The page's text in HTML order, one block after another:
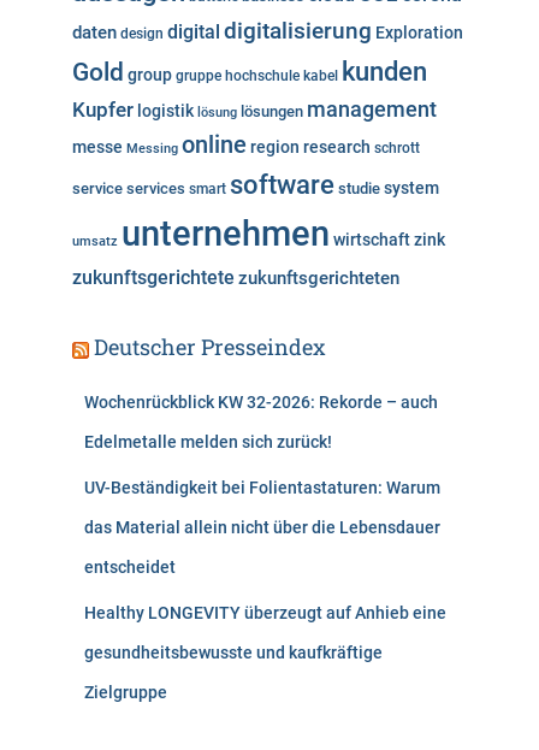
n
daten design digital digitalisierung Exploration
Gold group gruppe hochschule kabel kunden
Kupfer logistik lösung lösungen management
messe Messing online region research schrott
service services smart software studie system
umsatz unternehmen wirtschaftzink
zukunftsgerichtete zukunftsgerichteten
Deutscher Presseindex
Wochenrückblick KW 32-2026: Rekorde – auch
Edelmetalle melden sich zurück!
UV-Beständigkeit bei Folientastaturen: Warum
das Material allein nicht über die Lebensdauer
entscheidet
Healthy LONGEVITY überzeugt auf Anhieb eine
gesundheitsbewusste und kaufkräftige
Zielgruppe